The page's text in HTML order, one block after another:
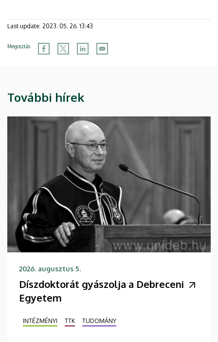
Last update: 2023. 05. 26. 13:43
Megosztás
További hírek
2026. augusztus 5.
Díszdoktorát gyászolja a Debreceni
Egyetem
INTÉZMÉNYI TTK TUDOMÁNY